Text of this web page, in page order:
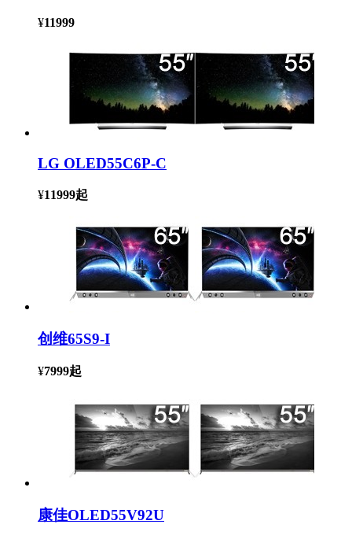
¥11999
LG OLED55C6P-C
¥11999起
创维65S9-I
¥7999起
康佳OLED55V92U